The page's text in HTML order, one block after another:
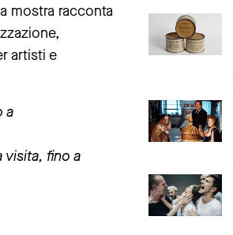
mostra racconta
artisti e
a
visita, fino a